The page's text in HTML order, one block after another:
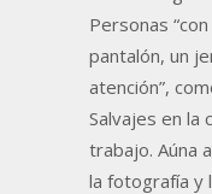
Personas
pantalón, un
atención”,
Salvajes en la
trabajo. Aúna
la fotografía y